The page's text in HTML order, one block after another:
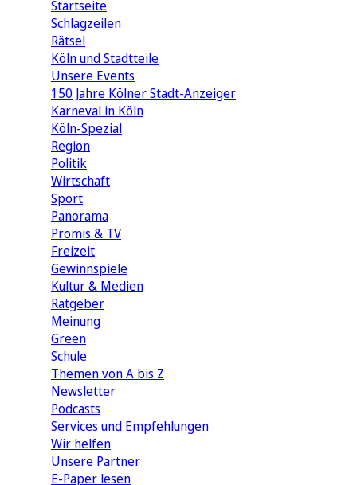
Startseite
Schlagzeilen
Rätsel
Köln und Stadtteile
Unsere Events
150 Jahre Kölner Stadt-Anzeiger
Karneval in Köln
Köln-Spezial
Region
Politik
Wirtschaft
Sport
Panorama
Promis & TV
Freizeit
Gewinnspiele
Kultur & Medien
Ratgeber
Meinung
Green
Schule
Themen von A bis Z
Newsletter
Podcasts
Services und Empfehlungen
Wir helfen
Unsere Partner
E-Paper lesen